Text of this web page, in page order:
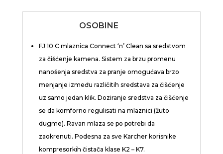
OSOBINE
FJ 10 C mlaznica Connect ‘n’ Clean sa sredstvom
za čišćenje kamena. Sistem za brzu promenu
nanošenja sredstva za pranje omogućava brzo
menjanje između različitih sredstava za čišćenje
uz samo jedan klik. Doziranje sredstva za čišćenje
se da komforno regulisati na mlaznici (žuto
dugme). Ravan mlaza se po potrebi da
zaokrenuti. Podesna za sve Karcher korisnike
kompresorkih čistača klase K2 – K7.